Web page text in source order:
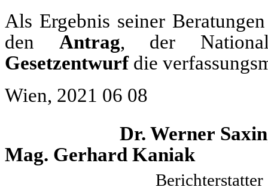
Als Ergebnis seiner
den Antrag, der
Gesetzentwurfdie
Wien, 2021 06 08
Dr. Werner
Mag. Gerhard Kaniak